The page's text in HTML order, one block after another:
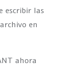
escribir las
en
ahora